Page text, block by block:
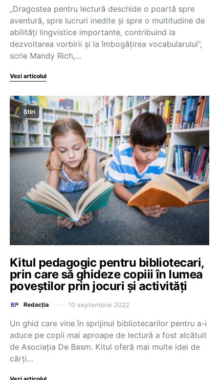
„Dragostea pentru lectură deschide o poartă spre
aventură, spre lucruri inedite și spre o multitudine de
abilități lingvistice importante, contribuind la
dezvoltarea vorbirii și la îmbogățirea vocabularului”,
scrie Mandy Rich,…
Vezi articolul
Știri
Kitul pedagogic pentru bibliotecari,
prin care să ghideze copiii în lumea
poveștilor prin jocuri și activități
Redacția 10 septembrie 2022
Un ghid care vine în sprijinul bibliotecarilor pentru a-i
aduce pe copii mai aproape de lectură a fost alcătuit
de Asociația De Basm. Kitul oferă mai multe idei de
cărți…